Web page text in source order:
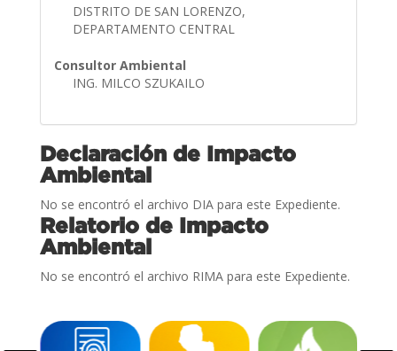
DISTRITO DE SAN LORENZO,
DEPARTAMENTO CENTRAL
Consultor Ambiental
ING. MILCO SZUKAILO
Declaración de Impacto
Ambiental
No se encontró el archivo DIA para este Expediente.
Relatorio de Impacto
Ambiental
No se encontró el archivo RIMA para este Expediente.